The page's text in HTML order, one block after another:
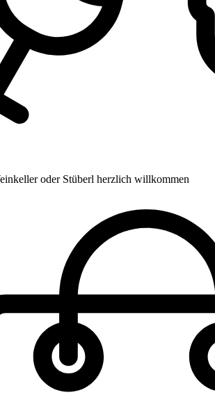
oder Stüberl herzlich willkommen